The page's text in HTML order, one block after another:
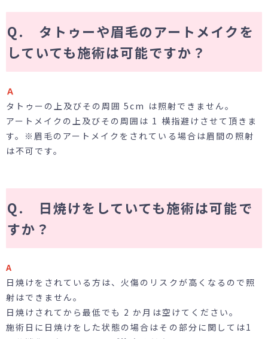
Q. タトゥーや眉毛のアートメイクを
していても施術は可能ですか？
Ａ
タトゥーの上及びその周囲 5cm は照射できません。
アートメイクの上及びその周囲は 1 横指避けさせて頂きま
す。※眉毛のアートメイクをされている場合は眉間の照射
は不可です。
Q. 日焼けをしていても施術は可能で
すか？
A
日焼けをされている方は、火傷のリスクが高くなるので照
射はできません。
日焼けされてから最低でも 2 か月は空けてください。
施術日に日焼けをした状態の場合はその部分に関しては1